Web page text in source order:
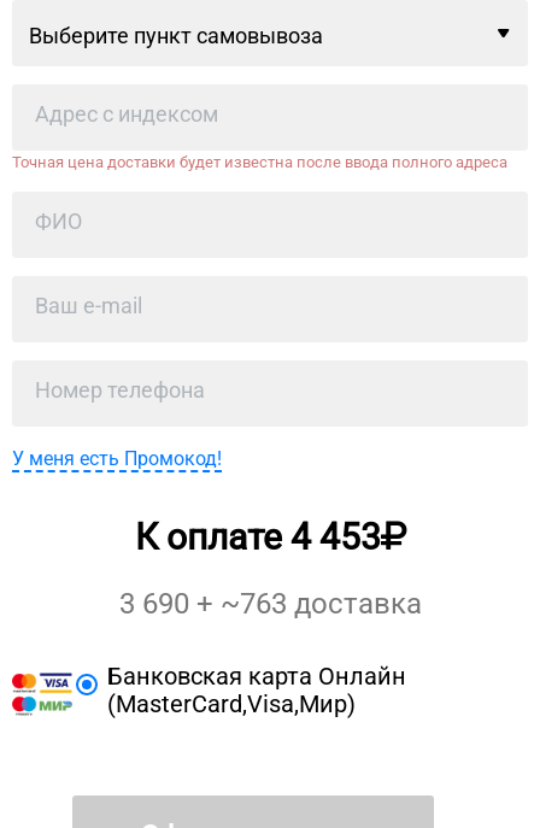
Выберите пункт самовывоза
Точная цена доставки будет известна после ввода полного адреса
У меня есть Промокод!
К оплате 4 453
3 690 + ~763 доставка
Банковская карта Онлайн
(MasterCard,Visa,Мир)